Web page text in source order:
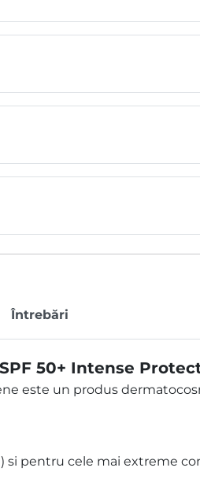
Întrebări
50+ Intense
este un produs
si pentru cele mai extreme